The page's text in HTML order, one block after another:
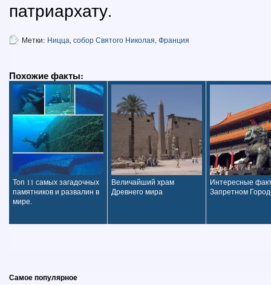
патриархату.
Метки: Ницца, собор Святого Николая, Франция
Похожие факты:
Топ 11 самых загадочных
памятников и развалин в
мире.
Величайший храм
Древнего мира
Интересные
Запретном
Самое популярное